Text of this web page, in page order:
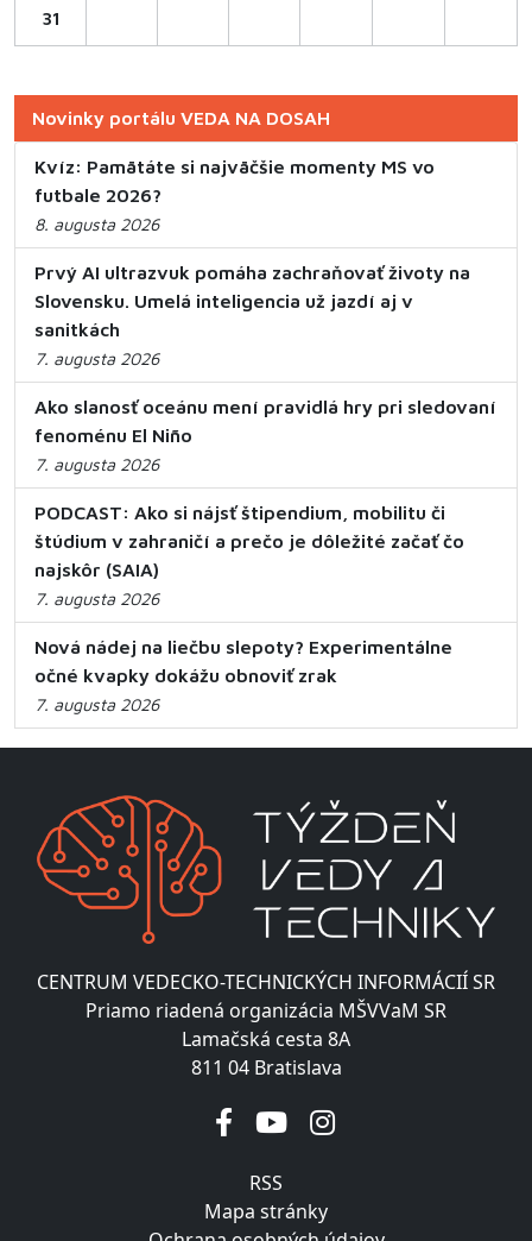
31
Novinky portálu VEDA NA DOSAH
Kvíz: Pamätáte si najväčšie momenty MS vo
futbale 2026?
8. augusta 2026
Prvý AI ultrazvuk pomáha zachraňovať životy na
Slovensku. Umelá inteligencia už jazdí aj v
sanitkách
7. augusta 2026
Ako slanosť oceánu mení pravidlá hry pri sledovaní
fenoménu El Niño
7. augusta 2026
PODCAST: Ako si nájsť štipendium, mobilitu či
štúdium v zahraničí a prečo je dôležité začať čo
najskôr (SAIA)
7. augusta 2026
Nová nádej na liečbu slepoty? Experimentálne
očné kvapky dokážu obnoviť zrak
7. augusta 2026
CENTRUM VEDECKO-TECHNICKÝCH INFORMÁCIÍ SR
Priamo riadená organizácia MŠVVaM SR
Lamačská cesta 8A
811 04 Bratislava
RSS
Mapa stránky